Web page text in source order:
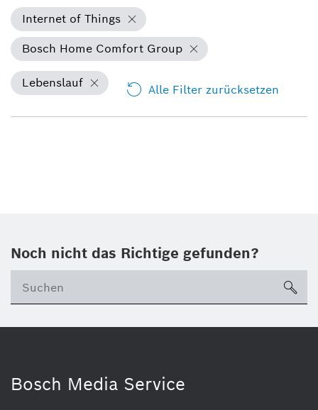
Internet of Things
Bosch Home Comfort Group
Lebenslauf Alle Filter zurücksetzen
Noch nicht das Richtige gefunden?
Bosch Media Service